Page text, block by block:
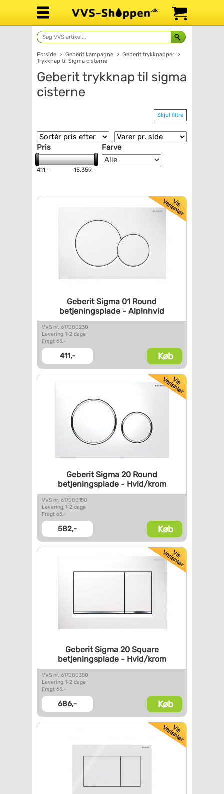
Forside > Geberit kampagne > Geberit trykknapper >
Trykknap til Sigma cisterne
Geberit trykknap til sigma
cisterne
Skjul filtre
Pris
411,- 15.359,-
Farve
Geberit Sigma 01 Round
betjeningsplade - Alpinhvid
VVS nr. 617080230
Levering 1-2 dage
Fragt 65,-
411,- Køb
Geberit Sigma 20 Round
betjeningsplade - Hvid/krom
VVS nr. 617080150
Levering 1-2 dage
Fragt 65,-
582,- Køb
Geberit Sigma 20 Square
betjeningsplade - Hvid/krom
VVS nr. 617080350
Levering 1-2 dage
Fragt 65,-
686,- Køb